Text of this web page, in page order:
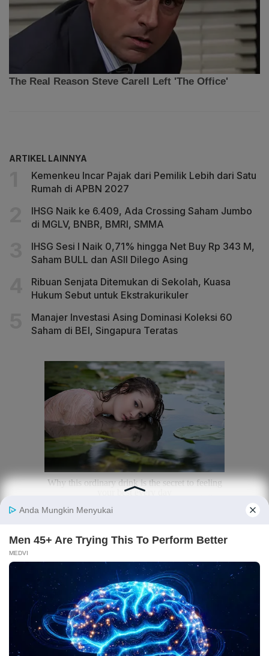
ARTIKEL LAINNYA
Kemenkeu Incar Pajak dari Pemilik Lebih dari Satu
Rumah di APBN 2027
IHSG Naik ke 6.409, Ada Crossing Saham Jumbo
di MGLV, BNBR, BMRI, SMMA
IHSG Sesi I Naik 0,71% hingga Net Buy Rp 343 M,
Saham BULL dan ASII Dilego Asing
Ribuan Senjata Ditemukan di Sekolah, Kuasa
Hukum Sebut untuk Ekstrakurikuler
Manajer Investasi Asing Dominasi Koleksi 60
Saham di BEI, Singapura Teratas